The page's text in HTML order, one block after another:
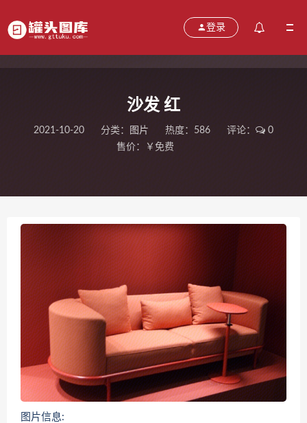
登录
沙发 红
2021-10-20 分类： 图片 热度：586 评论：
0
售价：￥免费
图片信息: